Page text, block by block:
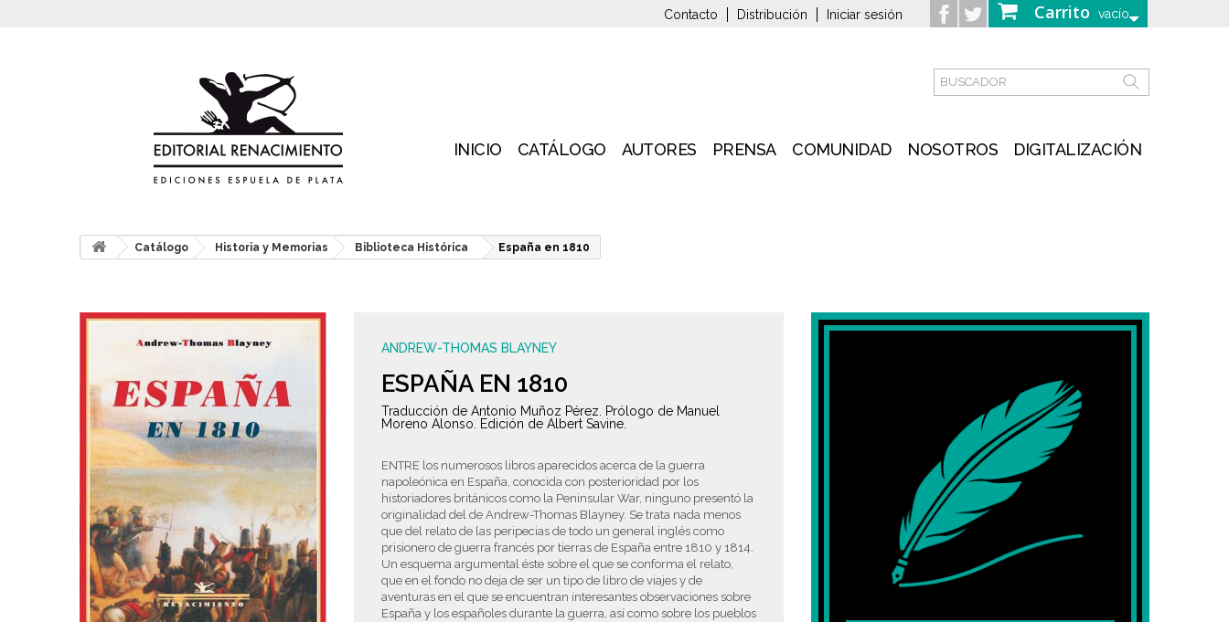
Carrito vacío
Contacto Distribución Iniciar sesión
INICIO CATÁLOGO AUTORES PRENSA COMUNIDAD NOSOTROS DIGITALIZACIÓN
Catálogo Historia y Memorias Biblioteca Histórica España en 1810
ANDREW-THOMAS BLAYNEY
ESPAÑA EN 1810
Traducción de Antonio Muñoz Pérez. Prólogo de Manuel
Moreno Alonso. Edición de Albert Savine.
ENTRE los numerosos libros aparecidos acerca de la guerra
napoleónica en España, conocida con posterioridad por los
historiadores británicos como la Peninsular War, ninguno presentó la
originalidad del de Andrew-Thomas Blayney. Se trata nada menos
que del relato de las peripecias de todo un general inglés como
prisionero de guerra francés por tierras de España entre 1810 y 1814.
Un esquema argumental éste sobre el que se conforma el relato,
que en el fondo no deja de ser un tipo de libro de viajes y de
aventuras en el que se encuentran interesantes observaciones sobre
España y los españoles durante la guerra, así como sobre los pueblos